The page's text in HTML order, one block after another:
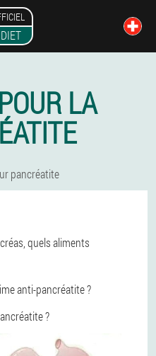
LA
pancréatite
quels aliments
anti-pancréatite ?
?